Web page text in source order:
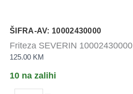
ŠIFRA-AV: 10002430000
Friteza SEVERIN 10002430000
125.00 KM
10 na zalihi